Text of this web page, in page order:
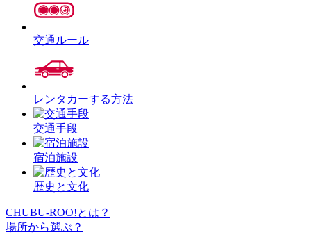
交通ルール
レンタカーする方法
交通手段
宿泊施設
歴史と文化
CHUBU-ROO!とは？
場所から選ぶ？